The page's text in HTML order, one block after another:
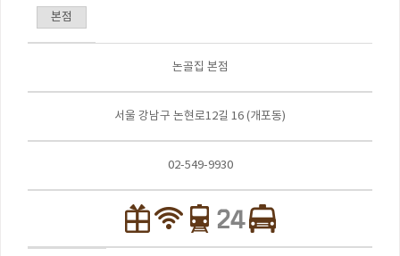
본점
논골집 본점
서울 강남구 논현로12길 16 (개포동)
02-549-9930